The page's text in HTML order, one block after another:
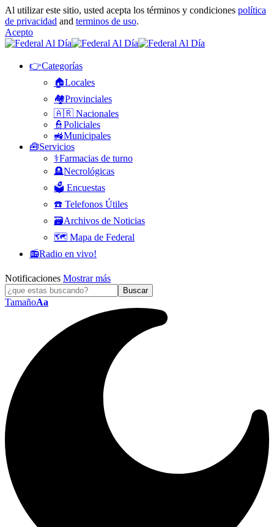
Al utilizar este sitio, usted acepta los términos y condiciones política
de privacidad and terminos de uso.
Acepto
👉Categorías
🏠Locales
🏘️Provinciales
🇦🇷 Nacionales
👮Policiales
🚜Municipales
🧰Servicios
⚕️Farmacias de turno
🪦Necrológicas
🗳️ Encuestas
☎️ Telefonos Útiles
🗃️Archivos de Noticias
🗺️ Mapa de Federal
📻Radio en vivo!
Notificaciones Mostrar más
TamañoAa